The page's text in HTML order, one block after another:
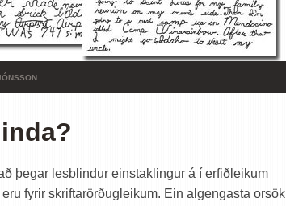
þegar lesblindur einstaklingur á í erfiðleikum
fyrir skriftarörðugleikum. Ein algengasta orsök